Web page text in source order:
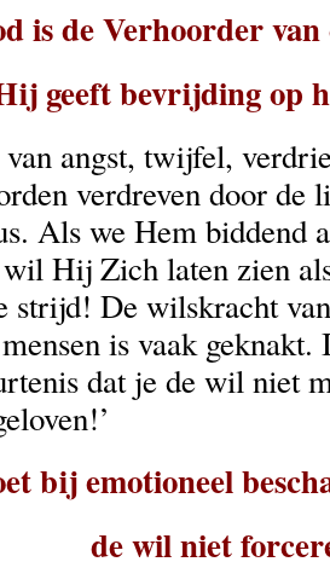
is de Verhoorder van
geeft bevrijding op
angst, twijfel,
verdreven door de
Als we Hem biddend
Hij Zich laten zien
strijd! De wilskracht
is vaak
dat je de wil niet
bij emotioneel
de wil niet